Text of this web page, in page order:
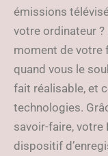
émissions
votre ordinateur
moment de votre
quand vous le
fait réalisable, et
technologies.
savoir-faire, votre
dispositif